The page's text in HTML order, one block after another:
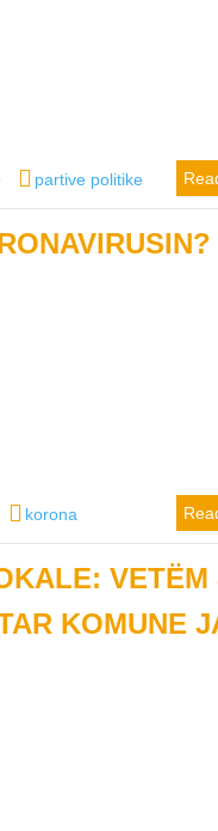
Tags
partive politike
Tags
korona
VETËM
KOMUNE